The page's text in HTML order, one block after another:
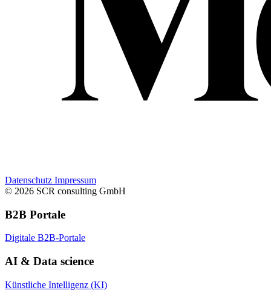
Datenschutz Impressum
© 2026 SCR consulting GmbH
B2B Portale
Digitale B2B-Portale
AI & Data science
Künstliche Intelligenz (KI)